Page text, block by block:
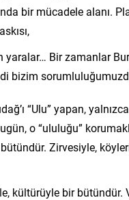
bir mücadele alanı.
yaralar… Bir zamanlar
bizim
“Ulu” yapan,
o “ululuğu”
Zirvesiyle,
kültürüyle bir bütündür.